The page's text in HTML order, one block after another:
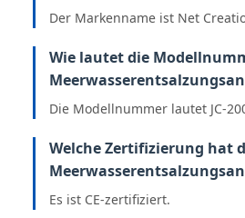
Der Markenname ist Net
Wie lautet die
Die Modellnummer lautet JC-
Welche Zertifizierung hat
Es ist CE-zertifiziert.